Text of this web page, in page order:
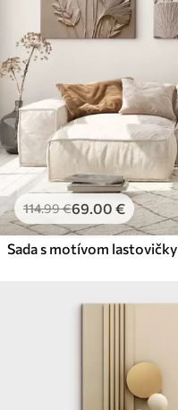
114.99€69.00 €
Sada s motívom lastovičky